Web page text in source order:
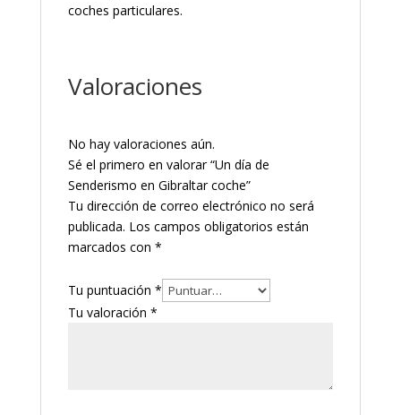
coches particulares.
Valoraciones
No hay valoraciones aún.
Sé el primero en valorar “Un día de
Senderismo en Gibraltar coche”
Tu dirección de correo electrónico no será
publicada. Los campos obligatorios están
marcados con *
Tu puntuación *
Tu valoración *